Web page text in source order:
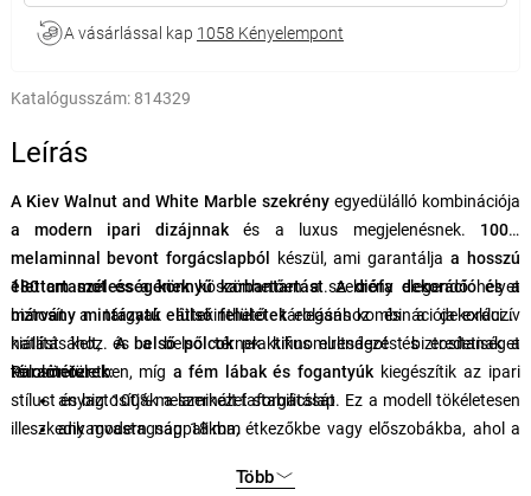
A vásárlással kap 1058 Kényelempont
Katalógusszám: 814329
Leírás
A Kiev Walnut and White Marble szekrényegyedülálló kombinációja
a modern ipari dizájnnakés a luxus megjelenésnek. 100%
melaminnal bevont forgácslapból készül, ami garantálja a hosszú
élettartamot és a könnyű karbantartást.A diófa dekoráció és a
márvány mintázatú elülső felületekelegáns kombinációja exkluzív
hatást kelt, és a belső térnek kifinomultságot és eredetiséget
kölcsönöz.
180 cm szélességénekköszönhetően a szekrény elegendő helyet
biztosít a tárgyak áttekinthető tárolásához és a dekorációk
kiállításához.A belső polcokpraktikus elrendezést biztosítanak a
tárolóterületben, míg a fém lábak és fogantyúkkiegészítik az ipari
stílust és biztosítják a szerkezet stabilitását. Ez a modell tökéletesen
illeszkedik modern nappalikba, étkezőkbe vagy előszobákba, ahol a
Paraméterek:
anyag: 100% melaminált faforgácslap
anyagvastagság: 18 mm
szín: dió / fehér márványTöbb